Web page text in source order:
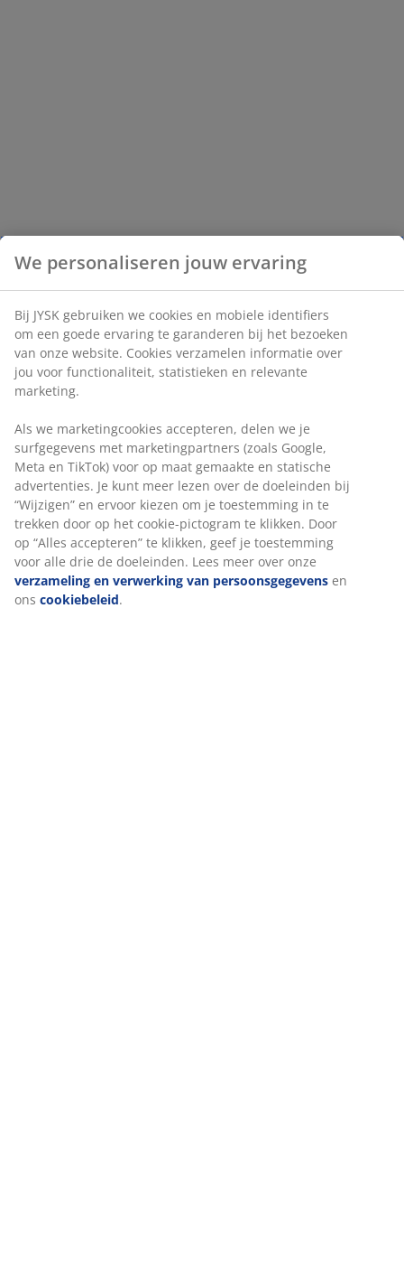
We personaliseren jouw ervaring
Bij JYSK gebruiken we cookies en mobiele identifiers
om een goede ervaring te garanderen bij het bezoeken
van onze website. Cookies verzamelen informatie over
jou voor functionaliteit, statistieken en relevante
marketing.
Als we marketingcookies accepteren, delen we je
surfgegevens met marketingpartners (zoals Google,
Meta en TikTok) voor op maat gemaakte en statische
advertenties. Je kunt meer lezen over de doeleinden bij
“Wijzigen” en ervoor kiezen om je toestemming in te
trekken door op het cookie-pictogram te klikken. Door
op “Alles accepteren” te klikken, geef je toestemming
voor alle drie de doeleinden. Lees meer over onze
verzameling en verwerking van persoonsgegevens en
ons cookiebeleid.